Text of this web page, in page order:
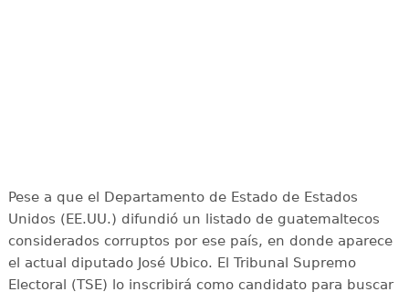
Pese a que el Departamento de Estado de Estados
Unidos (EE.UU.) difundió un listado de guatemaltecos
considerados corruptos por ese país, en donde aparece
el actual diputado José Ubico. El Tribunal Supremo
Electoral (TSE) lo inscribirá como candidato para buscar